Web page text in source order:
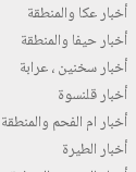
أخبار عكا والمنطقة
أخبار حيفا والمنطقة
أخبار سخنين ، عرابة
أخبار قلنسوة
أخبار ام الفحم والمنطقة
أخبار الطيرة